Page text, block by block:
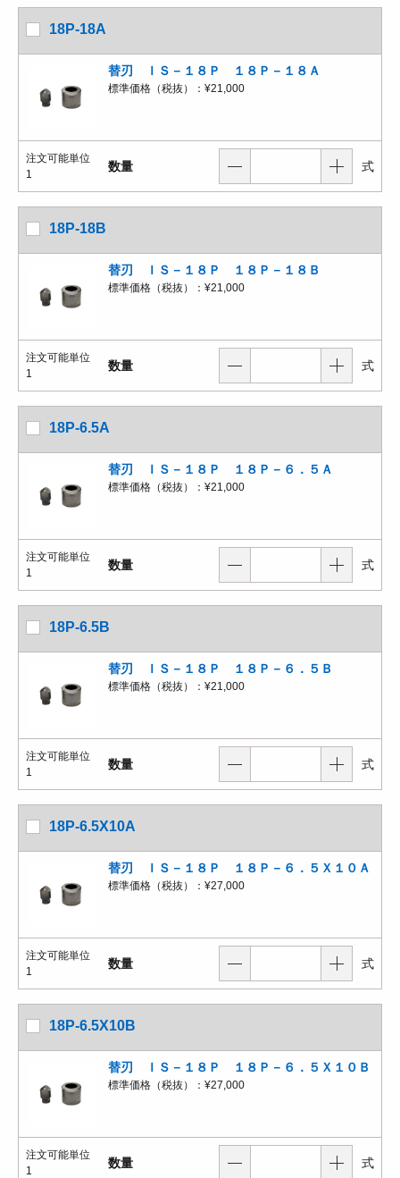
18P-18A
替刃 ＩＳ－１８Ｐ １８Ｐ－１８Ａ
標準価格（税抜）： ¥21,000
注文可能単位
1
数量 式
18P-18B
替刃 ＩＳ－１８Ｐ １８Ｐ－１８Ｂ
標準価格（税抜）： ¥21,000
注文可能単位
1
数量 式
18P-6.5A
替刃 ＩＳ－１８Ｐ １８Ｐ－６．５Ａ
標準価格（税抜）： ¥21,000
注文可能単位
1
数量 式
18P-6.5B
替刃 ＩＳ－１８Ｐ １８Ｐ－６．５Ｂ
標準価格（税抜）： ¥21,000
注文可能単位
1
数量 式
18P-6.5X10A
替刃 ＩＳ－１８Ｐ １８Ｐ－６．５Ｘ１０Ａ
標準価格（税抜）： ¥27,000
注文可能単位
1
数量 式
18P-6.5X10B
替刃 ＩＳ－１８Ｐ １８Ｐ－６．５Ｘ１０Ｂ
標準価格（税抜）： ¥27,000
注文可能単位
1
数量 式